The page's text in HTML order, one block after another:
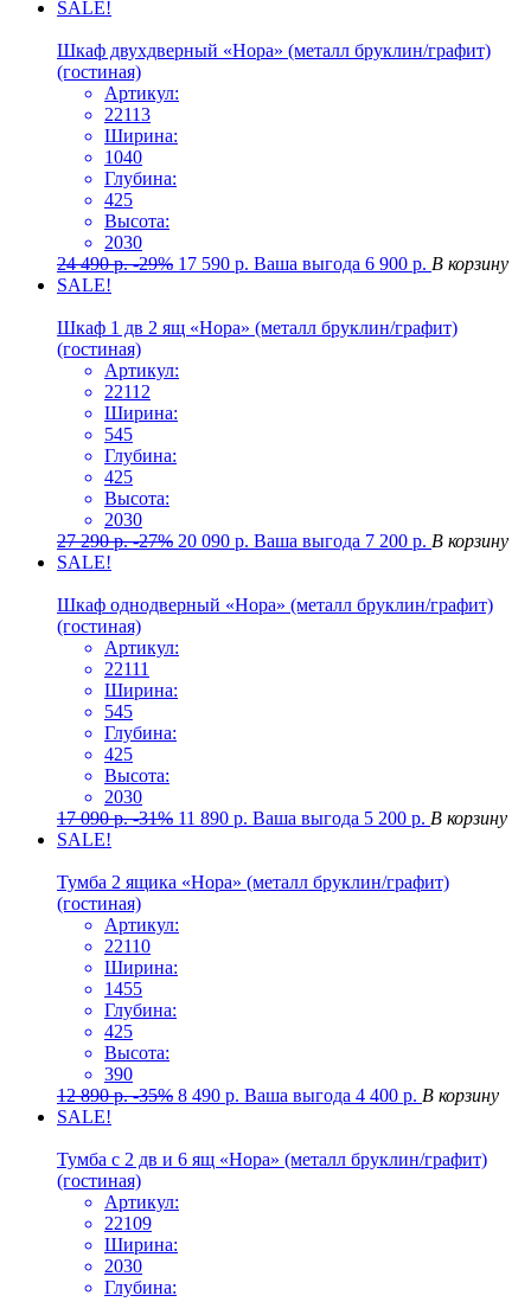
SALE!
Шкаф двухдверный «Нора» (металл бруклин/графит)
(гостиная)
Артикул:
22113
Ширина:
1040
Глубина:
425
Высота:
2030
24 490р. -29% 17 590 р. Ваша выгода 6 900 р. В корзину
SALE!
Шкаф 1 дв 2 ящ «Нора» (металл бруклин/графит)
(гостиная)
Артикул:
22112
Ширина:
545
Глубина:
425
Высота:
2030
27 290р. -27% 20 090 р. Ваша выгода 7 200 р. В корзину
SALE!
Шкаф однодверный «Нора» (металл бруклин/графит)
(гостиная)
Артикул:
22111
Ширина:
545
Глубина:
425
Высота:
2030
17 090р. -31% 11 890 р. Ваша выгода 5 200 р. В корзину
SALE!
Тумба 2 ящика «Нора» (металл бруклин/графит)
(гостиная)
Артикул:
22110
Ширина:
1455
Глубина:
425
Высота:
390
12 890р. -35% 8 490 р. Ваша выгода 4 400 р. В корзину
SALE!
Тумба с 2 дв и 6 ящ «Нора» (металл бруклин/графит)
(гостиная)
Артикул:
22109
Ширина:
2030
Глубина: